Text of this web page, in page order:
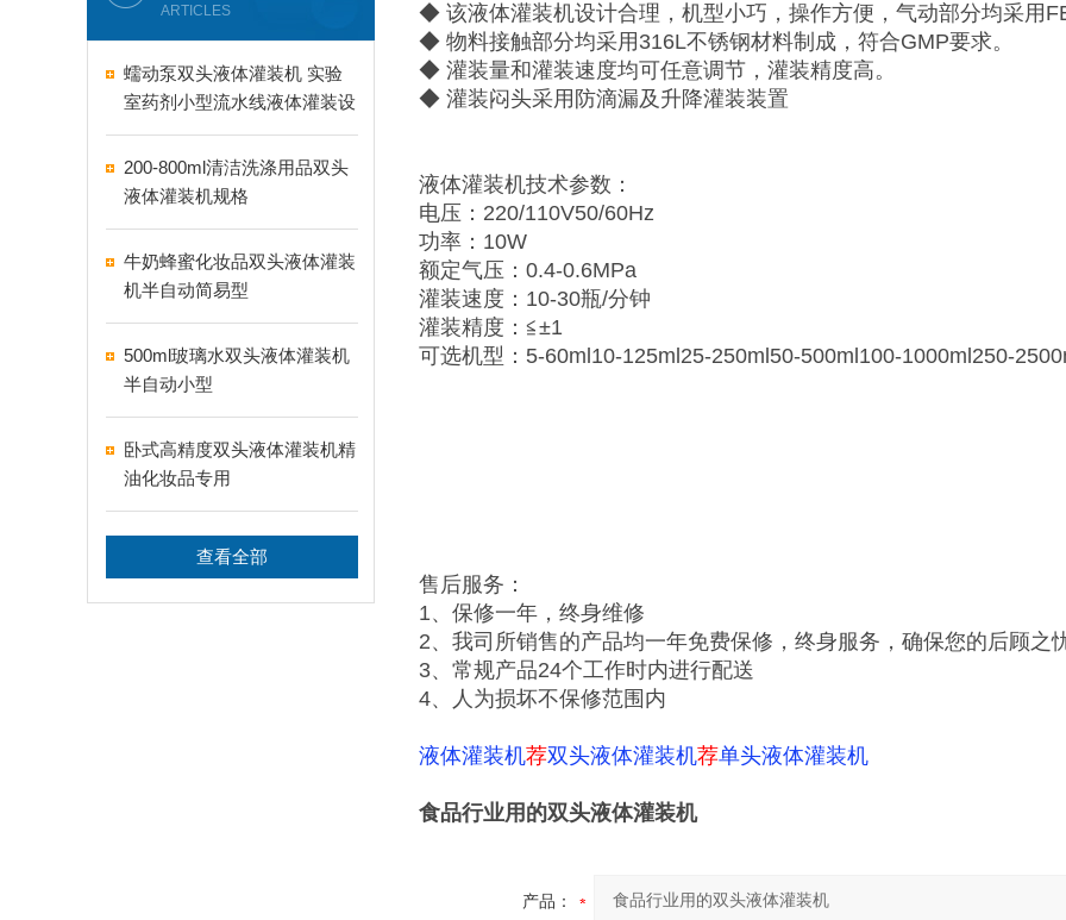
ARTICLES
蠕动泵双头液体灌装机 实验
室药剂小型流水线液体灌装设
备
200-800ml清洁洗涤用品双头
液体灌装机规格
牛奶蜂蜜化妆品双头液体灌装
机半自动简易型
500ml玻璃水双头液体灌装机
半自动小型
卧式高精度双头液体灌装机精
油化妆品专用
查看全部
◆ 该液体灌装机设计合理，机型小巧，操作方便，气动部分均采用
◆ 物料接触部分均采用316L不锈钢材料制成，符合GMP要求。
◆ 灌装量和灌装速度均可任意调节，灌装精度高。
◆ 灌装闷头采用防滴漏及升降灌装装置
液体灌装机技术参数：
电压：220/110V50/60Hz
功率：10W
额定气压：0.4-0.6MPa
灌装速度：10-30瓶/分钟
灌装精度：≦±1
可选机型：5-60ml10-125ml25-250ml50-500ml100-1000ml250-
售后服务：
1、保修一年，终身维修
2、我司所销售的产品均一年免费保修，终身服务，确保您的后顾之
3、常规产品24个工作时内进行配送
4、人为损坏不保修范围内
液体灌装机荐双头液体灌装机荐单头液体灌装机
食品行业用的双头液体灌装机
产品：